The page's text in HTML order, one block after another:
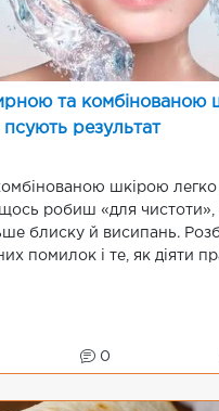
та комбінованою
результат
шкірою легко
робиш «для чистоти»,
блиску й висипань.
помилок і те, як діяти
0